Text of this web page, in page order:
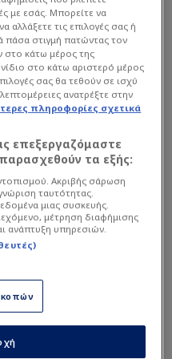
ΑΓ Ν Ι Η
38 31 1 6 +59 94
38 27 5 6 +42 86
38 22 6 10 +26
21 +18
38 15 15
38 14 12 12
38
με εσάς. Μπορείτε να
αλλάξετε τις επιλογές σας ή
πάσα στιγμή πατώντας τον
στο κάτω μέρος της
στο κάτω αριστερό μέρος
σας θα τεθούν σε ισχύ
ανατρέξτε στην
πληροφορίες σχετικά
επεξεργαζόμαστε
τα εξής:
Ακριβής σάρωση
ταυτότητας.
μιας συσκευής.
μέτρηση διαφήμισης
ανάπτυξη υπηρεσιών.